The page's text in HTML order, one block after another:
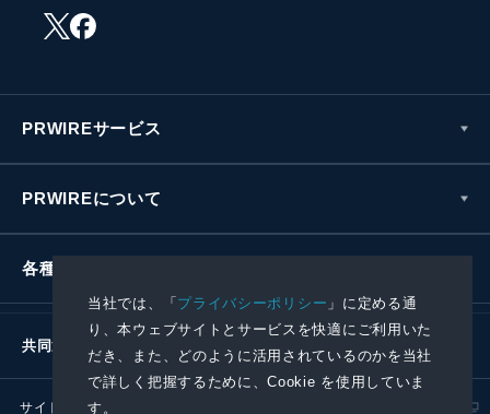
当社では、「プライバシーポリシー 」に定める通
り、本ウェブサイトとサービスを快適にご利用いた
だき、また、どのように活用されているのかを当社
で詳しく把握するために、Cookie を使用していま
す。
PRWIREサービス
PRWIREについて
各種お問い合わせ
共同通信社グループ
サイトポリシー